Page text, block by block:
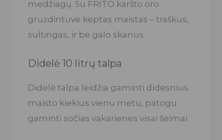
medžiagų. Su FRITO karšto oro
gruzdintuve keptas maistas – traškus,
sultingas, ir be galo skanus.
Didelė 10 litrų talpa
Didelė talpa leidžia gaminti didesnius
maisto kiekius vienu metu, patogu
gaminti sočias vakarienes visai šeimai.